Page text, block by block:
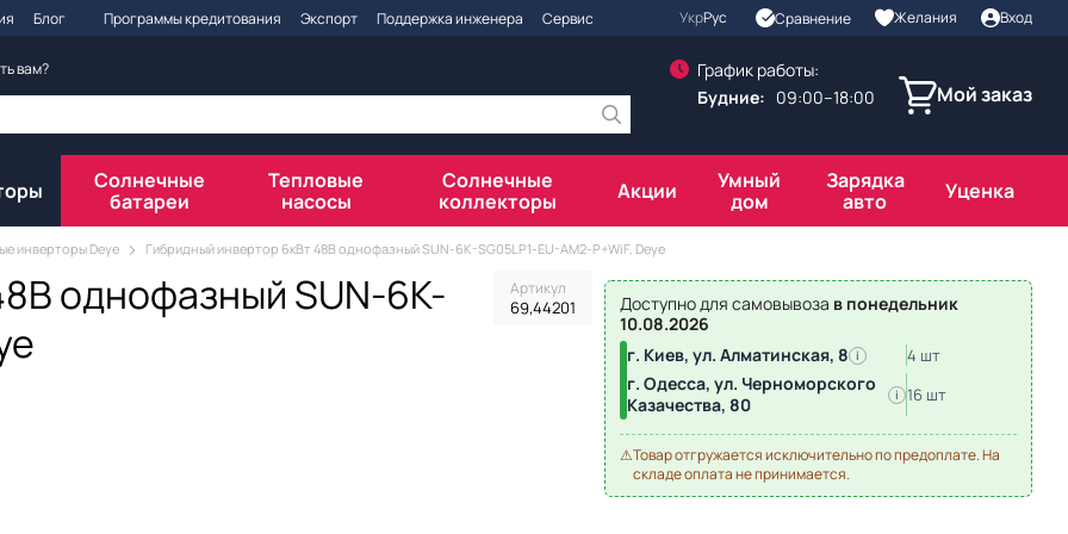
Блог Программы кредитования Экспорт Поддержка инженера
Сервис
УкрРус Сравнение Желания Вход
вам?
График работы:
Будние: 09:00–18:00 Мой заказ
Солнечные
батареи
Тепловые
насосы
Солнечные
коллекторы
Акции
Умный
дом
Зарядка
авто
Уценка
инверторы Deye Гибридный инвертор 6кВт 48В однофазный SUN-6K-SG05LP1-EU-AM2-P+WiF, Deye
однофазный SUN-6K-
Артикул
69,44201 Доступно для самовывоза в понедельник
10.08.2026
г. Киев, ул. Алматинская, 8 i 4 шт
г. Одесса, ул. Черноморского
Казачества, 80
i 16 шт
⚠Товар отгружается исключительно по предоплате. На
складе оплата не принимается.